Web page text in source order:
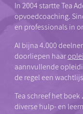
In 2004 startte Tea
opvoedcoaching.
en professionals in
Al bijna 4.000
doorliepen haar
aannvullende
de regel een
Tea schreef het boek
diverse hulp- en